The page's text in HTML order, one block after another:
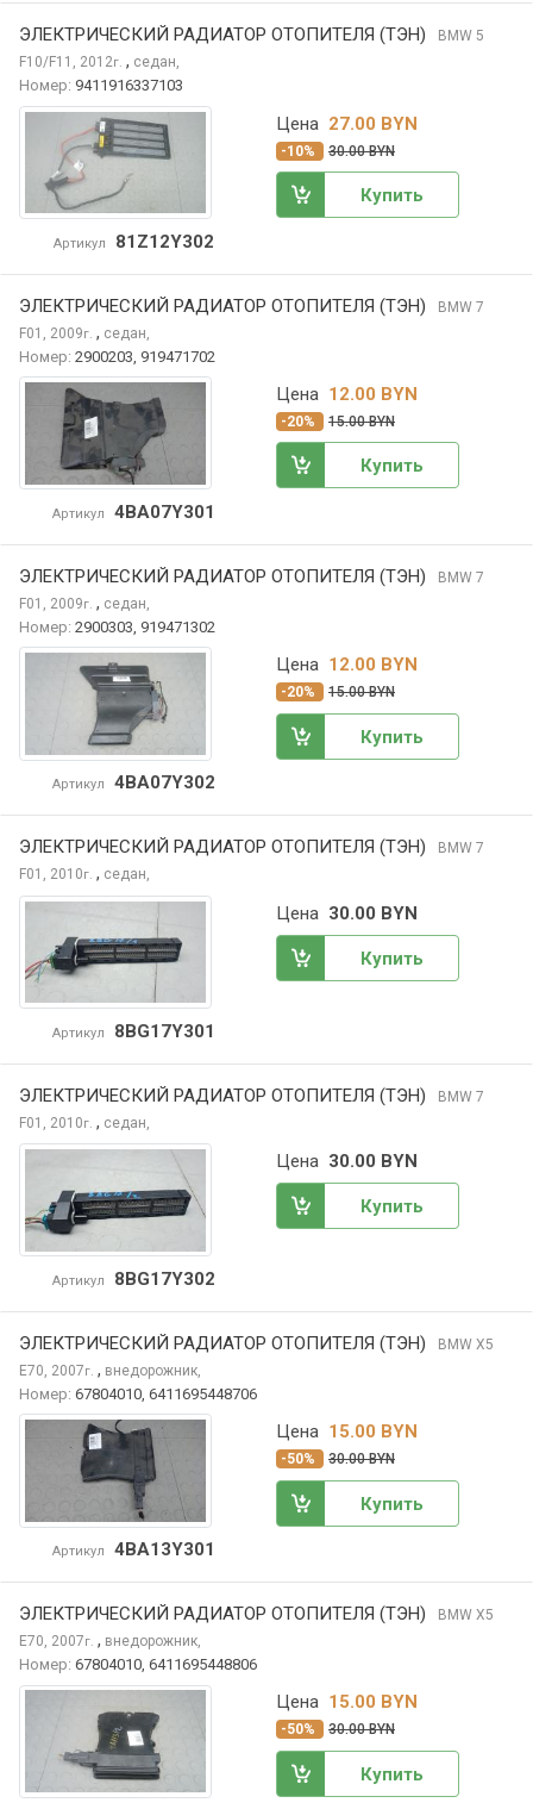
ЭЛЕКТРИЧЕСКИЙ РАДИАТОР ОТОПИТЕЛЯ (ТЭН)
BMW 5
F10/F11, 2012г. , седан,
Номер: 9411916337103
Артикул 81Z12Y302
Цена 27.00 BYN
-10% 30.00 BYN
Купить
ЭЛЕКТРИЧЕСКИЙ РАДИАТОР ОТОПИТЕЛЯ (ТЭН)
BMW 7
F01, 2009г. , седан,
Номер: 2900203, 919471702
Артикул 4BA07Y301
Цена 12.00 BYN
-20% 15.00 BYN
Купить
ЭЛЕКТРИЧЕСКИЙ РАДИАТОР ОТОПИТЕЛЯ (ТЭН)
BMW 7
F01, 2009г. , седан,
Номер: 2900303, 919471302
Артикул 4BA07Y302
Цена 12.00 BYN
-20% 15.00 BYN
Купить
ЭЛЕКТРИЧЕСКИЙ РАДИАТОР ОТОПИТЕЛЯ (ТЭН)
BMW 7
F01, 2010г. , седан,
Артикул 8BG17Y301
Цена 30.00 BYN
Купить
ЭЛЕКТРИЧЕСКИЙ РАДИАТОР ОТОПИТЕЛЯ (ТЭН)
BMW 7
F01, 2010г. , седан,
Артикул 8BG17Y302
Цена 30.00 BYN
Купить
ЭЛЕКТРИЧЕСКИЙ РАДИАТОР ОТОПИТЕЛЯ (ТЭН)
BMW X5
E70, 2007г. , внедорожник,
Номер: 67804010, 6411695448706
Артикул 4BA13Y301
Цена 15.00 BYN
-50% 30.00 BYN
Купить
ЭЛЕКТРИЧЕСКИЙ РАДИАТОР ОТОПИТЕЛЯ (ТЭН)
BMW X5
E70, 2007г. , внедорожник,
Номер: 67804010, 6411695448806
Цена 15.00 BYN
-50% 30.00 BYN
Купить